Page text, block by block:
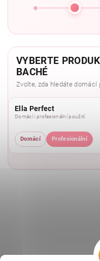
VYBERTE
BACHÉ
Zvolte, zda hledáte domácí
Ella Perfect
Domácí i profesionální použití
Domácí Profesionální